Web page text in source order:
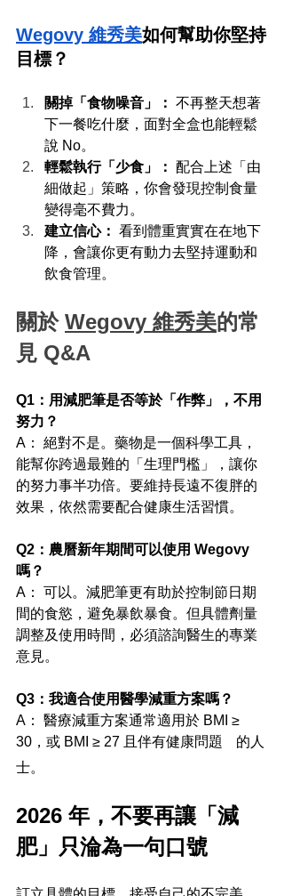
Wegovy 維秀美如何幫助你堅持
目標？
關掉「食物噪音」： 不再整天想著
下一餐吃什麼，面對全盒也能輕鬆
說 No。
輕鬆執行「少食」：
配合上述「由
細做起」策略，你會發現控制食量
變得毫不費力。
建立信心： 看到體重實實在在地下
降，會讓你更有動力去堅持運動和
飲食管理。
關於 Wegovy 維秀美的常
見 Q&A
Q1：用減肥筆是否等於「作弊」，不用
努力？
A： 絕對不是。藥物是一個科學工具，
能幫你跨過最難的「生理門檻」，讓你
的努力事半功倍。要維持長遠不復胖的
效果，依然需要配合健康生活習慣。
Q2：農曆新年期間可以使用 Wegovy
嗎？
A： 可以。減肥筆更有助於控制節日期
間的食慾，避免暴飲暴食。但具體劑量
調整及使用時間，必須諮詢醫生的專業
意見。
Q3：我適合使用醫學減重方案嗎？
A： 醫療減重方案通常適用於 BMI ≥
30，或 BMI ≥ 27 且伴有健康問題
的人
士。
2026 年，不要再讓「減
肥」只淪為一句口號